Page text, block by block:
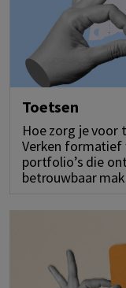
Toetsen
Hoe zorg je voor
Verken formatief
portfolio’s die
betrouwbaar